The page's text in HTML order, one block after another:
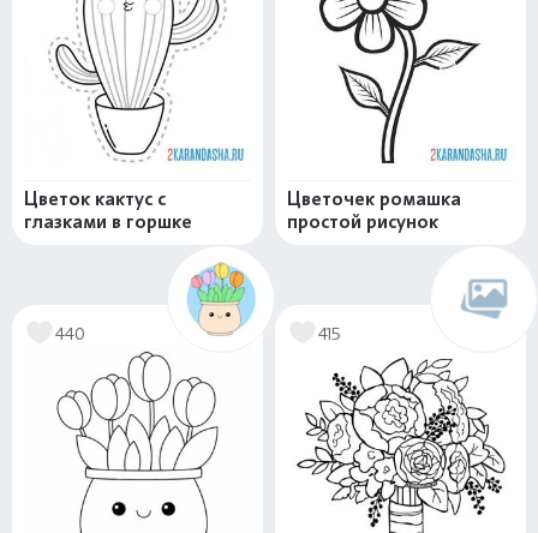
Цветок кактус с
глазками в горшке
Цветочек ромашка
простой рисунок
440 415